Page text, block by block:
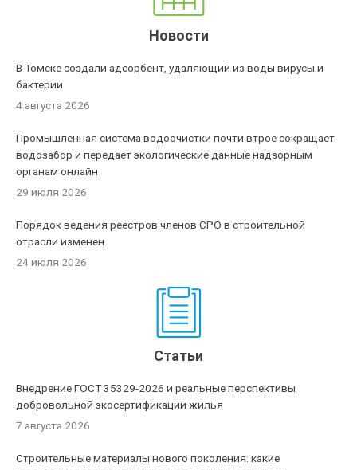
Новости
В Томске создали адсорбент, удаляющий из воды вирусы и
бактерии
4 августа 2026
Промышленная система водоочистки почти втрое сокращает
водозабор и передает экологические данные надзорным
органам онлайн
29 июля 2026
Порядок ведения реестров членов СРО в строительной
отрасли изменен
24 июля 2026
Статьи
Внедрение ГОСТ 35329-2026 и реальные перспективы
добровольной экосертификации жилья
7 августа 2026
Строительные материалы нового поколения: какие